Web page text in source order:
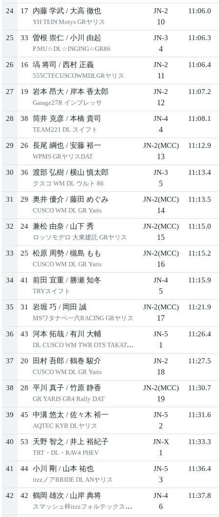
24 17 内藤 学武 / ⼤⾼ 徹也
YH TEIN Motys GRヤリス
JN-2
10
11:06.0
25 33 曽根 崇仁 / ⼩川 由起
P.MU☆DL☆INGING☆GR86
JN-3
4
11:06.3
26 16 塙 将司 / ⻄村 正義
555CTECUSCOWMDLGRヤリス
JN-2
11
11:06.4
27 19 岩本 昂⼤ / 岸本 ⾹太郎
Garage27R インプレッサ
JN-2
12
11:07.2
28 38 筒井 克彦 / 本橋 貴司
TEAM221 DL スイフト
JN-4
4
11:08.1
29 26 ⻑尾 綱也 / 安藤 裕⼀
WPMS GRヤリスDAT
JN-2(MCC)
13
11:12.9
30 36 渡部 弘樹 / 横⼭ 慎太郎
クスコ WM DL ウルト 86
JN-3
5
11:13.4
31 29 奥井 優介 / 藤⽥ めぐみ
CUSCO WM DL GR Yaris
JN-2(MCC)
14
11:13.5
32 24 兼松 由奈 / ⼭下 秀
ロッソモデロ ⼤東建託 GRヤリス
JN-2(MCC)
15
11:15.0
33 25 松原 周勢 / 槻島 もも
CUSCO WM DL GR Yaris
JN-2(MCC)
16
11:15.2
34 41 前⽥ 宜重 / 勝瀬 知冬
TRYスイフト
JN-4
5
11:15.9
35 31 岩堀 巧 / 岡⽥ 誠
MSワタナベ⼀六RACING GRヤリス
JN-2(MCC)
17
11:21.9
36 43 河本 拓哉 / 有川 ⼤輔
DL CUSCO WM TWR OTS TAKATAデミオ
JN-5
1
11:26.4
37 20 ⽥村 吾郎 / 鶴巻 駿介
CUSCO WM DL GR Yaris
JN-2
18
11:27.5
38 28 平川 真⼦ / ⽵原 静⾹
GR YARIS GR4 Rally DAT
JN-2(MCC)
19
11:30.7
39 45 中溝 悠太 / 佐々⽊ 裕⼀
AQTEC KYB DLヤリス
JN-5
2
11:31.6
40 53 天野 智之 / 井上 裕紀⼦
TRT・DL・RAV4 PHEV
JN-X
1
11:33.3
41 44 ⼩川 剛 / ⼭本 祐也
itzzノアBRIDE DL ANヤリス
JN-5
3
11:36.4
42 42 鶴岡 雄次 / ⼭岸 典将
スマッシュ梓itzzフォルテックスイフト
JN-4
6
11:37.8